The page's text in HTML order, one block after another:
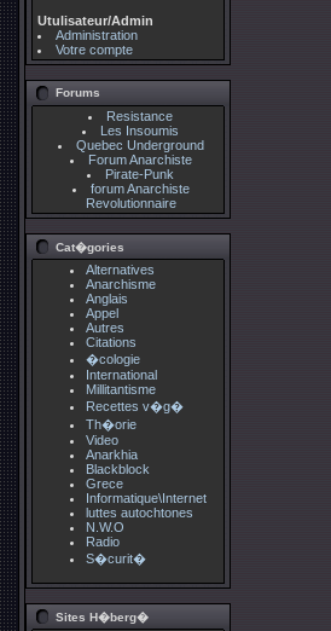
Utulisateur/Admin
Administration
Votre compte
Forums
Resistance
Les Insoumis
Quebec Underground
Forum Anarchiste
Pirate-Punk
forum Anarchiste
Revolutionnaire
Cat�gories
Alternatives
Anarchisme
Anglais
Appel
Autres
Citations
�cologie
International
Millitantisme
Recettes v�g�
Th�orie
Video
Anarkhia
Blackblock
Grece
Informatique\Internet
luttes autochtones
N.W.O
Radio
S�curit�
Sites H�berg�